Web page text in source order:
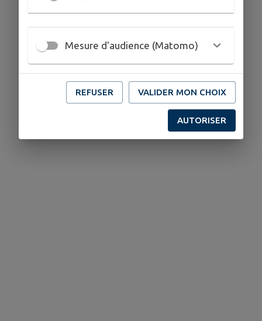
Mesure d'audience (Matomo)
REFUSER VALIDER MON CHOIX
AUTORISER